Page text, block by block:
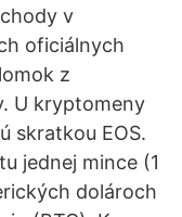
v
oficiálnych
z
U kryptomeny
skratkou EOS.
jednej mince (1
dolároch